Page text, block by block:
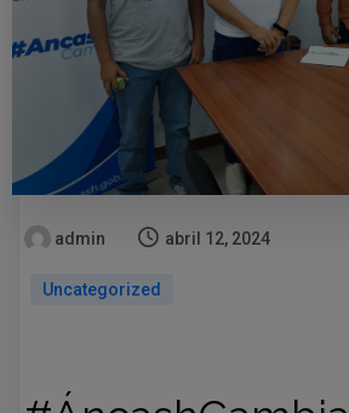
admin abril 12, 2024
Uncategorized